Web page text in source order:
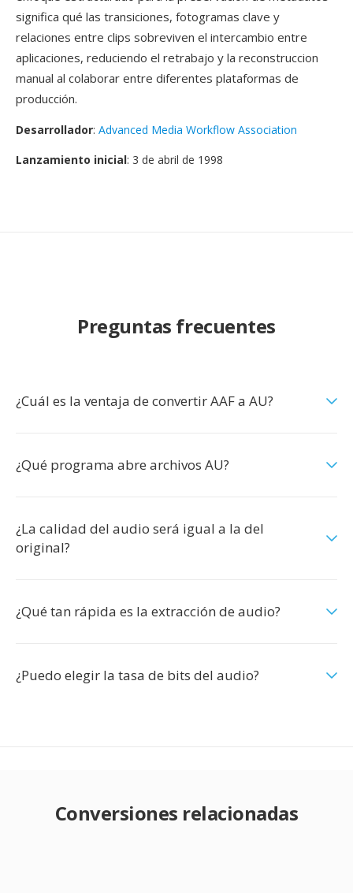
significa qué las transiciones, fotogramas clave y
relaciones entre clips sobreviven el intercambio entre
aplicaciones, reduciendo el retrabajo y la reconstruccion
manual al colaborar entre diferentes plataformas de
producción.
Desarrollador: Advanced Media Workflow Association
Lanzamiento inicial: 3 de abril de 1998
Preguntas frecuentes
¿Cuál es la ventaja de convertir AAF a AU?
¿Qué programa abre archivos AU?
¿La calidad del audio será igual a la del
original?
¿Qué tan rápida es la extracción de audio?
¿Puedo elegir la tasa de bits del audio?
Conversiones relacionadas